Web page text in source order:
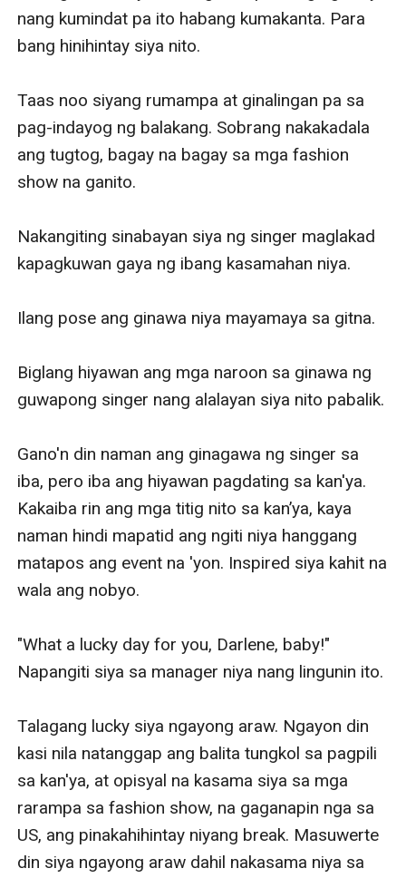
nang kumindat pa ito habang kumakanta. Para
bang hinihintay siya nito.
Taas noo siyang rumampa at ginalingan pa sa
pag-indayog ng balakang. Sobrang nakakadala
ang tugtog, bagay na bagay sa mga fashion
show na ganito.
Nakangiting sinabayan siya ng singer maglakad
kapagkuwan gaya ng ibang kasamahan niya.
Ilang pose ang ginawa niya mayamaya sa gitna.
Biglang hiyawan ang mga naroon sa ginawa ng
guwapong singer nang alalayan siya nito pabalik.
Gano'n din naman ang ginagawa ng singer sa
iba, pero iba ang hiyawan pagdating sa kan'ya.
Kakaiba rin ang mga titig nito sa kan’ya, kaya
naman hindi mapatid ang ngiti niya hanggang
matapos ang event na 'yon. Inspired siya kahit na
wala ang nobyo.
"What a lucky day for you, Darlene, baby!"
Napangiti siya sa manager niya nang lingunin ito.
Talagang lucky siya ngayong araw. Ngayon din
kasi nila natanggap ang balita tungkol sa pagpili
sa kan'ya, at opisyal na kasama siya sa mga
rarampa sa fashion show, na gaganapin nga sa
US, ang pinakahihintay niyang break. Masuwerte
din siya ngayong araw dahil nakasama niya sa